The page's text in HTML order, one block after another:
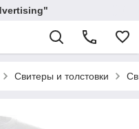
Свитеры и толстовки